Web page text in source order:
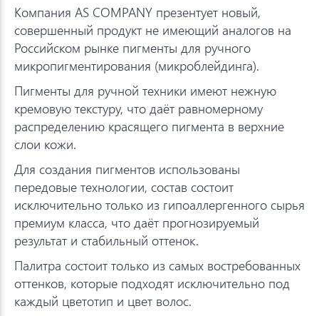
Компания AS COMPANY презентует новый,
совершенный продукт не имеющий аналогов на
Российском рынке пигменты для ручного
микропигментирования (микроблейдинга).
Пигменты для ручной техники имеют нежную
кремовую текстуру, что даёт равномерному
распределению красящего пигмента в верхние
слои кожи.
Для создания пигментов использованы
передовые технологии, состав состоит
исключительно только из гипоаллергенного сырья
премиум класса, что даёт прогнозируемый
результат и стабильный оттенок.
Палитра состоит только из самых востребованных
оттенков, которые подходят исключительно под
каждый цветотип и цвет волос.